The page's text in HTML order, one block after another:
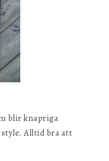
blir knapriga
Alltid bra att